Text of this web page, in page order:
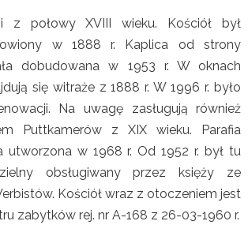
z połowy XVIII wieku. Kościół był
w 1888 r. Kaplica od strony
dobudowana w 1953 r. W oknach
się witraże z 1888 r. W 1996 r. było
Na uwagę zasługują również
Puttkamerów z XIX wieku. Parafia
utworzona w 1968 r. Od 1952 r. był tu
obsługiwany przez księży ze
Kościół wraz z otoczeniem jest
zabytków rej. nr A-168 z 26-03-1960 r.